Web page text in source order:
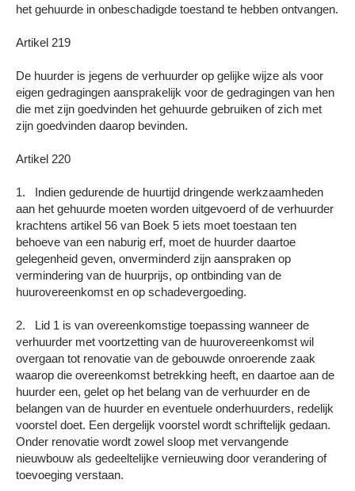
het gehuurde in onbeschadigde toestand te hebben ontvangen.
Artikel 219
De huurder is jegens de verhuurder op gelijke wijze als voor
eigen gedragingen aansprakelijk voor de gedragingen van hen
die met zijn goedvinden het gehuurde gebruiken of zich met
zijn goedvinden daarop bevinden.
Artikel 220
1. Indien gedurende de huurtijd dringende werkzaamheden
aan het gehuurde moeten worden uitgevoerd of de verhuurder
krachtens artikel 56 van Boek 5 iets moet toestaan ten
behoeve van een naburig erf, moet de huurder daartoe
gelegenheid geven, onverminderd zijn aanspraken op
vermindering van de huurprijs, op ontbinding van de
huurovereenkomst en op schadevergoeding.
2. Lid 1 is van overeenkomstige toepassing wanneer de
verhuurder met voortzetting van de huurovereenkomst wil
overgaan tot renovatie van de gebouwde onroerende zaak
waarop die overeenkomst betrekking heeft, en daartoe aan de
huurder een, gelet op het belang van de verhuurder en de
belangen van de huurder en eventuele onderhuurders, redelijk
voorstel doet. Een dergelijk voorstel wordt schriftelijk gedaan.
Onder renovatie wordt zowel sloop met vervangende
nieuwbouw als gedeeltelijke vernieuwing door verandering of
toevoeging verstaan.